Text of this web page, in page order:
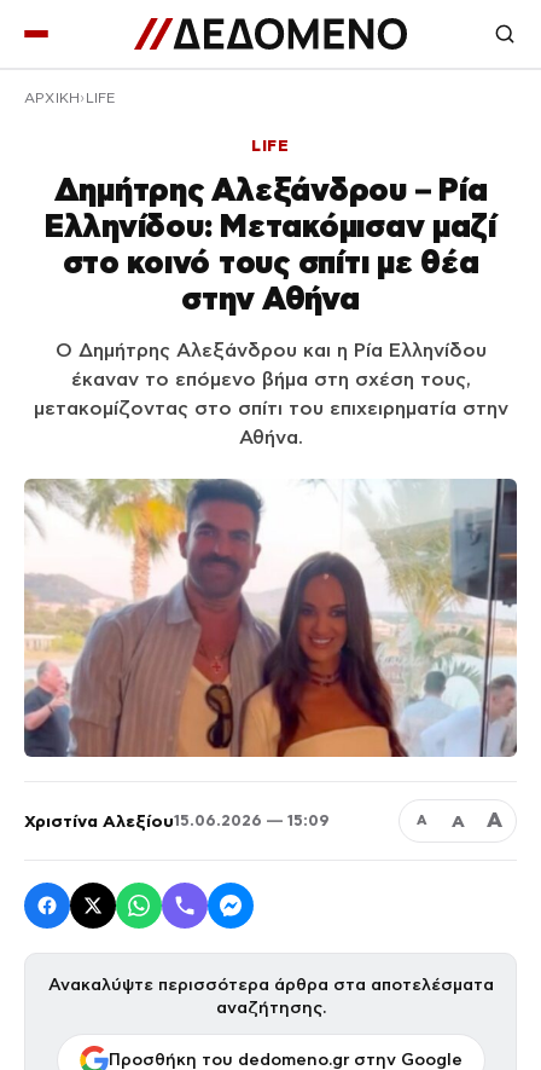
ΑΡΧΙΚΉ LIFE
LIFE
Δημήτρης Αλεξάνδρου – Ρία
Ελληνίδου: Μετακόμισαν μαζί
στο κοινό τους σπίτι με θέα
στην Αθήνα
Ο Δημήτρης Αλεξάνδρου και η Ρία Ελληνίδου
έκαναν το επόμενο βήμα στη σχέση τους,
μετακομίζοντας στο σπίτι του επιχειρηματία στην
Αθήνα.
Χριστίνα Αλεξίου15.06.2026 — 15:09 Α Α Α
Ανακαλύψτε περισσότερα άρθρα στα αποτελέσματα
αναζήτησης.
Προσθήκη του dedomeno.gr στην Google